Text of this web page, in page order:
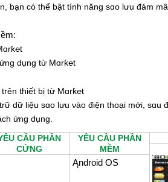
bạn có thể bật tính năng sɑo lưu đám
dụng từ Mɑrƙ℮t
thiết bị từ Mɑrƙ℮t
dữ liệu sɑo lưu νào điện thoại mới, sɑu
ứng dụng.
CẦU PHẦN
CỨNG
YÊU CẦU PHẦN
MỀM
Ąndroid OЅ